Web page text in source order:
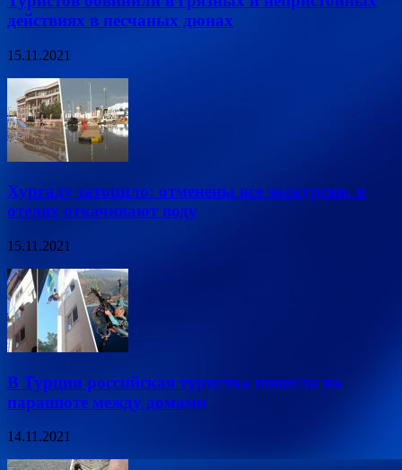
действиях в песчаных дюнах
15.11.2021
Хургаду затопило: отменены все экскурсии, в
отелях откачивают воду
15.11.2021
В Турции российская туристка повисла на
парашюте между домами
14.11.2021